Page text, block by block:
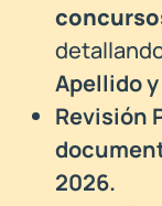
Apellido y
Revisión
2026.